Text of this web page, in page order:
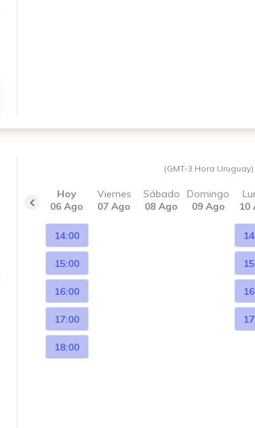
(GMT-3 Hora Uruguay)
Hoy
06 Ago
14:00
15:00
16:00
17:00
18:00
Viernes
07 Ago
Sábado
08 Ago
Domingo
09 Ago
10